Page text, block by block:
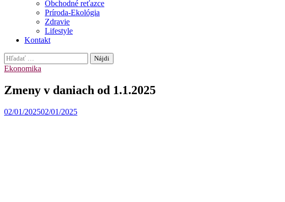
Obchodné reťazce
Príroda-Ekológia
Zdravie
Lifestyle
Kontakt
Hľadať:
Ekonomika
Zmeny v daniach od 1.1.2025
02/01/202502/01/2025